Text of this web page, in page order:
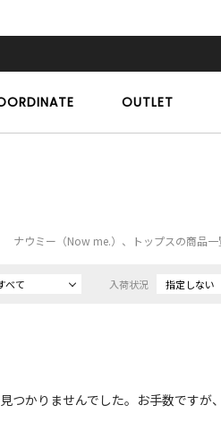
OUTLET
ナウミー（Now me.）、トップスの商品一
べて 入荷状況 指定しない
つかりませんでした。お手数ですが